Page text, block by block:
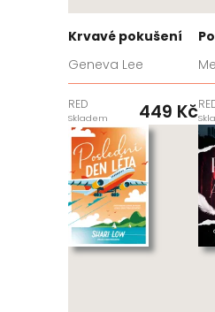
Krvavé pokušení
Geneva Lee
RED
Skladem 449 Kč